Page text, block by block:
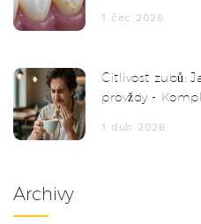
1 čec 2026
Citlivost zubů:
provždy -
1 dub 2026
Archivy